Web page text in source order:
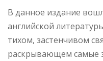
В данное издание
английской
тихом, застенчивом
раскрывающем самые